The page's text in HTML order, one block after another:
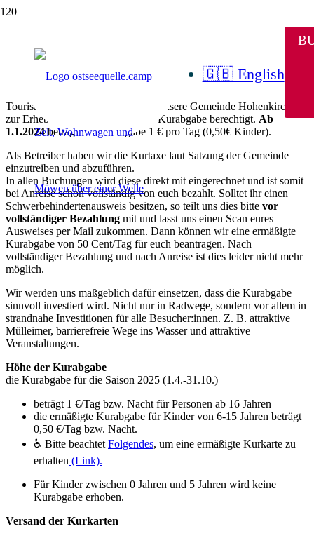
🇬🇧 English
In 2022 wurde die Gemeinde Hohenkirchen vor allem mit der
Tourismusort anerkannt. Damit ist unsere Gemeinde Hohenkirchen
zur Erhebung einer gästebasierten Kurabgabe berechtigt. Ab
1.1.2024beträgt die Kurabgabe 1 € pro Tag (0,50€ Kinder).
Als Betreiber haben wir die Kurtaxe laut Satzung der Gemeinde
einzutreiben und abzuführen.
In allen Buchungen wird diese direkt mit eingerechnet und ist somit
bei Anreise schon vollständig von euch bezahlt. Solltet ihr einen
Schwerbehindertenausweis besitzen, so teilt uns dies bitte vor
vollständiger Bezahlung mit und lasst uns einen Scan eures
Ausweises per Mail zukommen. Dann können wir eine ermäßigte
Kurabgabe von 50 Cent/Tag für euch beantragen. Nach
vollständiger Bezahlung und nach Anreise ist dies leider nicht mehr
möglich.
Wir werden uns maßgeblich dafür einsetzen, dass die Kurabgabe
sinnvoll investiert wird. Nicht nur in Radwege, sondern vor allem in
strandnahe Investitionen für alle Besucher:innen. Z. B. attraktive
Mülleimer, barrierefreie Wege ins Wasser und attraktive
Veranstaltungen.
Höhe der Kurabgabe
die Kurabgabe für die Saison 2025 (1.4.-31.10.)
beträgt 1 €/Tag bzw. Nacht für Personen ab 16 Jahren
die ermäßigte Kurabgabe für Kinder von 6-15 Jahren beträgt
0,50 €/Tag bzw. Nacht.
♿ Bitte beachtet Folgendes, um eine ermäßigte Kurkarte zu
erhalten (Link).
Für Kinder zwischen 0 Jahren und 5 Jahren wird keine
Kurabgabe erhoben.
Versand der Kurkarten